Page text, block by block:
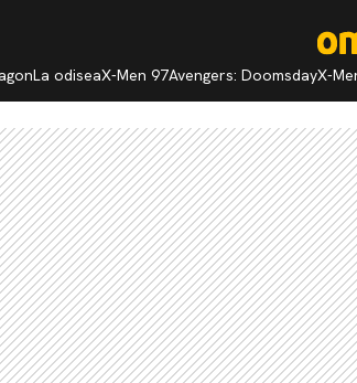
La odiseaX-Men 97Avengers: DoomsdayX-